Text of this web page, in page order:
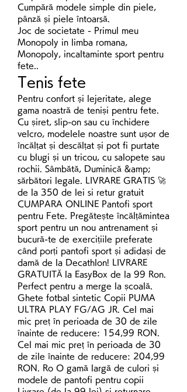
Cumpără modele simple din piele,
pânză și piele întoarsă.
Joc de societate - Primul meu
Monopoly in limba romana,
Monopoly, incaltaminte sport pentru
fete..
Tenis fete
Pentru confort și lejeritate, alege
gama noastră de teniși pentru fete.
Cu șiret, slip-on sau cu închidere
velcro, modelele noastre sunt ușor de
încălțat și descălțat și pot fi purtate
cu blugi și un tricou, cu salopete sau
rochii. Sâmbătă, Duminică &amp;
sărbători legale. LIVRARE GRATIS 🚀
de la 350 de lei si retur gratuit
CUMPARA ONLINE Pantofi sport
pentru Fete. Pregătește încălțămintea
sport pentru un nou antrenament și
bucură-te de exercițiile preferate
când porți pantofi sport și adidași de
damă de la Decathlon! LIVRARE
GRATUITĂ la EasyBox de la 99 Ron.
Perfect pentru a merge la școală.
Ghete fotbal sintetic Copii PUMA
ULTRA PLAY FG/AG JR. Cel mai
mic preț în perioada de 30 de zile
înainte de reducere: 154,99 RON.
Cel mai mic preț în perioada de 30
de zile înainte de reducere: 204,99
RON. Ro O gamă largă de culori și
modele de pantofi pentru copii